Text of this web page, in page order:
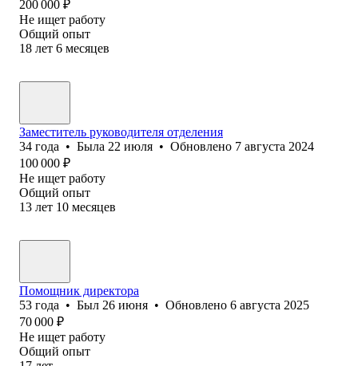
200 000 ₽
Не ищет работу
Общий опыт
18 лет 6 месяцев
Заместитель руководителя отделения
34 года • Была 22 июля • Обновлено 7 августа 2024
100 000 ₽
Не ищет работу
Общий опыт
13 лет 10 месяцев
Помощник директора
53 года • Был 26 июня • Обновлено 6 августа 2025
70 000 ₽
Не ищет работу
Общий опыт